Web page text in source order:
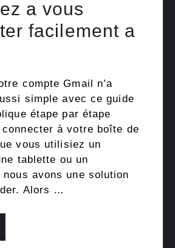
a vous
facilement a
compte Gmail n’a
simple avec ce guide
étape par étape
à votre boîte de
vous utilisiez un
tablette ou un
nous avons une solution
Alors …